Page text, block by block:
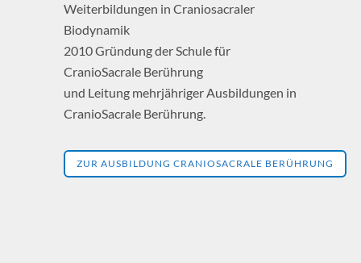
Weiterbildungen in Craniosacraler
Biodynamik
2010 Gründung der Schule für
CranioSacrale Berührung
und Leitung mehrjähriger Ausbildungen in
CranioSacrale Berührung.
ZUR AUSBILDUNG CRANIOSACRALE BERÜHRUNG